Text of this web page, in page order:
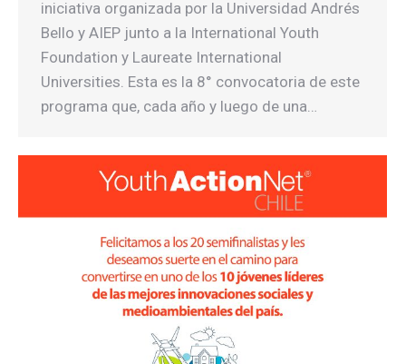
iniciativa organizada por la Universidad Andrés
Bello y AIEP junto a la International Youth
Foundation y Laureate International
Universities. Esta es la 8° convocatoria de este
programa que, cada año y luego de una…